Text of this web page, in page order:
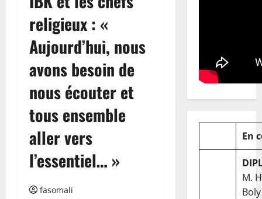
religieux : «
Aujourd’hui, nous
avons besoin de
nous écouter et
tous ensemble
aller vers
l’essentiel… »
fasomali
En
M.
Boly